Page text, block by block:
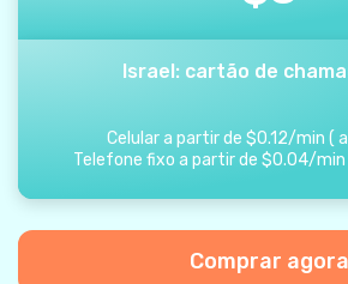
Israel: cartão de
Celular a partir de $0.12/min (
Telefone fixo a partir de $0.04/min
Comprar agora